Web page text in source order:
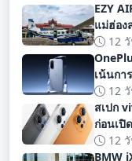
EZY
แม่ฮ่อง
12
เน้นกา
ทางการ
12
สเปก
ก่อนเปิ
12
BMW